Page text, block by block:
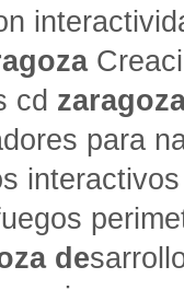
cd
para
de